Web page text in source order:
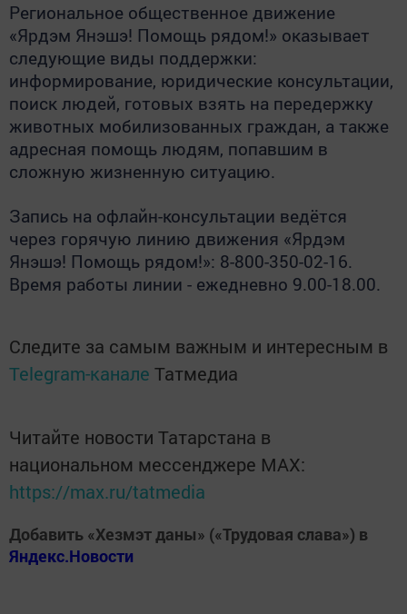
Региональное общественное движение
«Ярдэм Янэшэ! Помощь рядом!» оказывает
следующие виды поддержки:
информирование, юридические консультации,
поиск людей, готовых взять на передержку
животных мобилизованных граждан, а также
адресная помощь людям, попавшим в
сложную жизненную ситуацию.
Запись на офлайн-консультации ведётся
через горячую линию движения «Ярдэм
Янэшэ! Помощь рядом!»: 8-800-350-02-16.
Время работы линии - ежедневно 9.00-18.00.
Следите за самым важным и интересным в
Telegram-канале Татмедиа
Читайте новости Татарстана в
национальном мессенджере MАХ:
https://max.ru/tatmedia
Добавить «Хезмэт даны» («Трудовая слава») в
Яндекс.Новости